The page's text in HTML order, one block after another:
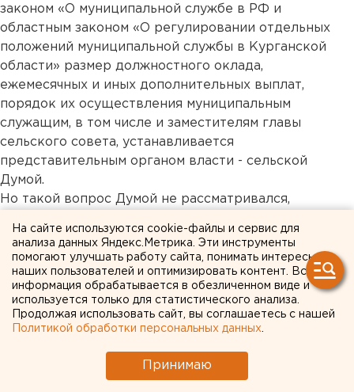
законом «О муниципальной службе в РФ и
областным законом «О регулировании отдельных
положений муниципальной службы в Курганской
области» размер должностного оклада,
ежемесячных и иных дополнительных выплат,
порядок их осуществления муниципальным
служащим, в том числе и заместителям главы
сельского совета, устанавливается
представительным органом власти - сельской
Думой.
Но такой вопрос Думой не рассматривался,
Надзорным ведомством данные распоряжения главы
сельсовета опротестованы. Незаконные
нормативные документы по акту прокурорского
реагирования отменены. Европейско-Азиатские
новости. ...
На сайте используются cookie-файлы и сервис для
анализа данных Яндекс.Метрика. Эти инструменты
помогают улучшать работу сайта, понимать интересы
наших пользователей и оптимизировать контент. Вся
информация обрабатывается в обезличенном виде и
используется только для статистического анализа.
Продолжая использовать сайт, вы соглашаетесь с нашей
Политикой обработки персональных данных
Принимаю